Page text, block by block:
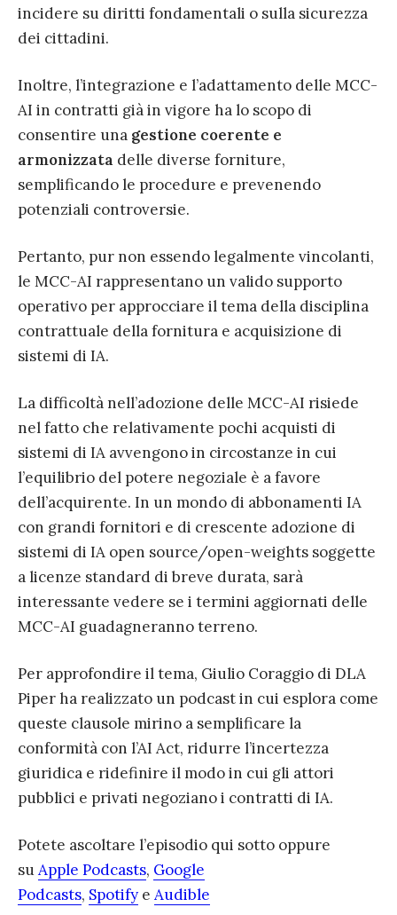
incidere su diritti fondamentali o sulla sicurezza
dei cittadini.
Inoltre, l’integrazione e l’adattamento delle MCC-
AI in contratti già in vigore ha lo scopo di
consentire una gestione coerente e
armonizzata delle diverse forniture,
semplificando le procedure e prevenendo
potenziali controversie.
Pertanto, pur non essendo legalmente vincolanti,
le MCC-AI rappresentano un valido supporto
operativo per approcciare il tema della disciplina
contrattuale della fornitura e acquisizione di
sistemi di IA.
La difficoltà nell’adozione delle MCC-AI risiede
nel fatto che relativamente pochi acquisti di
sistemi di IA avvengono in circostanze in cui
l’equilibrio del potere negoziale è a favore
dell’acquirente. In un mondo di abbonamenti IA
con grandi fornitori e di crescente adozione di
sistemi di IA open source/open-weights soggette
a licenze standard di breve durata, sarà
interessante vedere se i termini aggiornati delle
MCC-AI guadagneranno terreno.
Per approfondire il tema, Giulio Coraggio di DLA
Piper ha realizzato un podcast in cui esplora come
queste clausole mirino a semplificare la
conformità con l’AI Act, ridurre l’incertezza
giuridica e ridefinire il modo in cui gli attori
pubblici e privati negoziano i contratti di IA.
Potete ascoltare l’episodio qui sotto oppure
suApple Podcasts, Google
Podcasts, Spotify e Audible